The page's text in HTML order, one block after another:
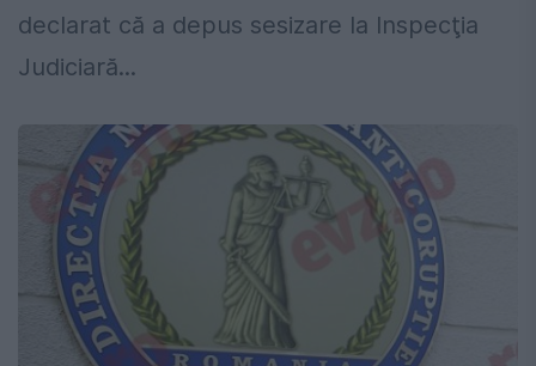
declarat că a depus sesizare la Inspecţia
Judiciară...